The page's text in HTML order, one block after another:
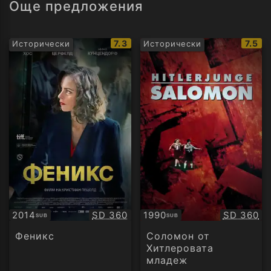
Още предложения
Исторически
IMDb
рейтинг:
7.3
2014SUB
Субтитри Качество:
SD 360
Феникс
Исторически
IMDb
7.5
1990SUB
Субтитри SD 360
Соломон от
Хитлеровата
младеж